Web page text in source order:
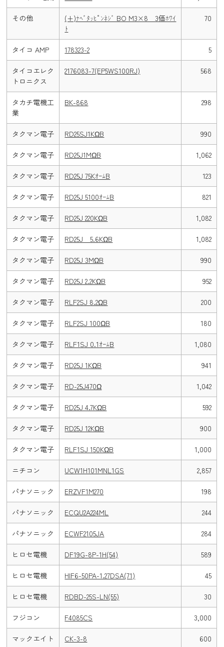
その他
(+)ﾅﾍﾞﾀｯﾋﾟﾝﾈｼﾞ BO M3×8 3価ﾎﾜｲ
ﾄ
70
タイコ AMP 178323-2 5
タイコエレク
トロニクス
2176083-7(EP5WS100RJ) 568
タカチ電機工
業
BK-868 298
タクマン電子 RD25SJ1KΩB 990
タクマン電子 RD25J1MΩB 1,062
タクマン電子 RD25J 75KｵｰﾑB 123
タクマン電子 RD25J 5100ｵｰﾑB 821
タクマン電子 RD25J 220KΩB 1,082
タクマン電子 RD25J 5.6KΩB 1,082
タクマン電子 RD25J 3MΩB 990
タクマン電子 RD25J 2.2KΩB 952
タクマン電子 RLF2SJ 8.2ΩB 200
タクマン電子 RLF2SJ 100ΩB 180
タクマン電子 RLF1SJ 0.1ｵｰﾑB 1,080
タクマン電子 RD25J 1KΩB 941
タクマン電子 RD-25J470Ω 1,042
タクマン電子 RD25J 4.7KΩB 592
タクマン電子 RD25J 12KΩB 900
タクマン電子 RLF1SJ 150KΩB 1,000
ニチコン UCW1H101MNL1GS 2,857
パナソニック ERZVF1M270 198
パナソニック ECQU2A224ML 244
パナソニック ECWF2105JA 284
ヒロセ電機 DF19G-8P-1H(54) 589
ヒロセ電機 HIF6-50PA-1.27DSA(71) 45
ヒロセ電機 RDBD-25S-LN(55) 30
フジコン F4085CS 3,000
マックエイト CK-3-8 600